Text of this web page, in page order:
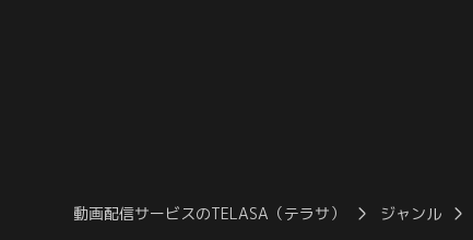
動画配信サービスのTELASA（テラサ） ジャンル